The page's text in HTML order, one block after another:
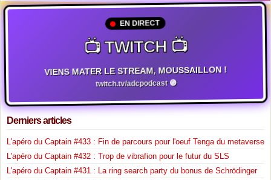
EN DIRECT
📺 TWITCH 📺
VIENS MATER LE STREAM, MOUSSAILLON !
twitch.tv/adcpodcast 🟣
Derniers articles
L'apéro du Captain #433 : Fin de parcours pour l'oeuf Tenga du metaverse
L'apéro du Captain #432 : Trop de vibrafion pour le futur du SLS
L'apéro du Captain #431 : La ring search party du bonus de Schrödinger